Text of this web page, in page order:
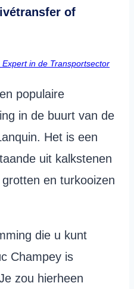
of
in de Transportsector
populaire
in de buurt van de
Het is een
uit kalkstenen
en turkooizen
die u kunt
Champey is
zou hierheen